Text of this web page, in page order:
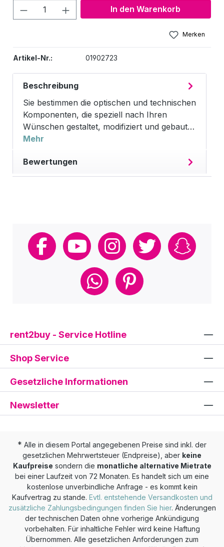
Produkt Anzahl: Gib den
In den Warenkorb
Merken
Artikel-Nr.: 01902723
Beschreibung
Sie bestimmen die optischen und technischen
Komponenten, die speziell nach Ihren
Wünschen gestaltet, modifiziert und gebaut…
Mehr
Bewertungen
rent2buy - Service Hotline
Shop Service
Gesetzliche Informationen
Newsletter
* Alle in diesem Portal angegebenen Preise sind inkl. der
gesetzlichen Mehrwertsteuer (Endpreise), aber keine
Kaufpreise sondern die monatliche alternative Mietrate
bei einer Laufzeit von 72 Monaten. Es handelt sich um eine
kostenlose unverbindliche Anfrage - es kommt kein
Kaufvertrag zu stande. Evtl. entstehende Versandkosten und
zusätzliche Zahlungsbedingungen finden Sie hier. Änderungen
der technischen Daten ohne vorherige Ankündigung
vorbehalten. Für inhaltliche Fehler wird keine Haftung
Übernommen. Alle gesetzlichen Anforderungen zum